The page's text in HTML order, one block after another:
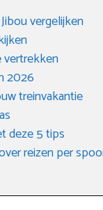
vergelijken
vertrekken
2026
treinvakantie
deze 5 tips
reizen per